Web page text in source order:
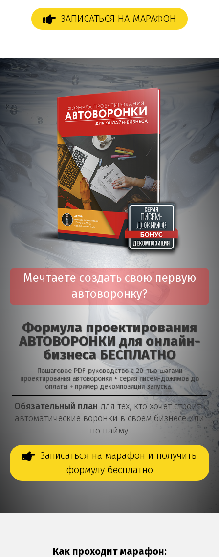
ЗАПИСАТЬСЯ НА МАРАФОН
Мечтаете создать свою первую
автоворонку?
Формула проектирования
АВТОВОРОНКИ для онлайн-
бизнеса БЕСПЛАТНО
Пошаговое PDF-руководство с 20-тью шагами
проектирования автоворонки + серия писем-дожимов до
оплаты + пример декомпозиции запуска.
Обязательный план для тех, кто хочет строить
автоматические воронки в своем бизнесе или
по найму.
Записаться на марафон и получить
формулу бесплатно
Как проходит марафон: